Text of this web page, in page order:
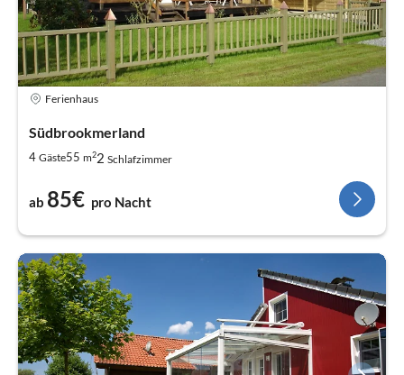
Ferienhaus
Südbrookmerland
4 Gäste55 m22 Schlafzimmer
ab 85€ pro Nacht